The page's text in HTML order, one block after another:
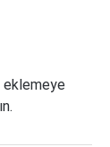
eklemeye